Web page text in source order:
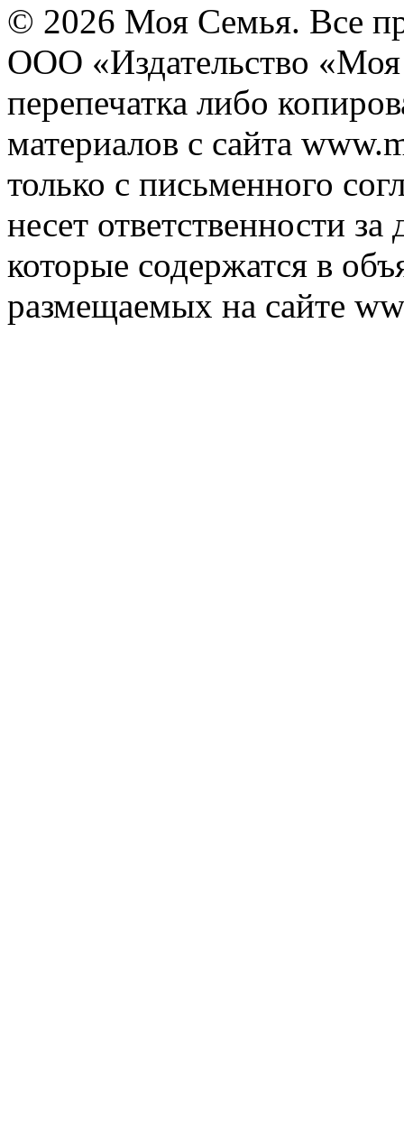
© 2026 Моя Семья. Все
ООО «Издательство
перепечатка либо
материалов с сайта
только с письменного
несет ответственности
которые содержатся в
размещаемых на сайте